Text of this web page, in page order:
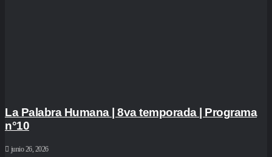
La Palabra Humana | 8va temporada | Programa
n°10
junio 26, 2026